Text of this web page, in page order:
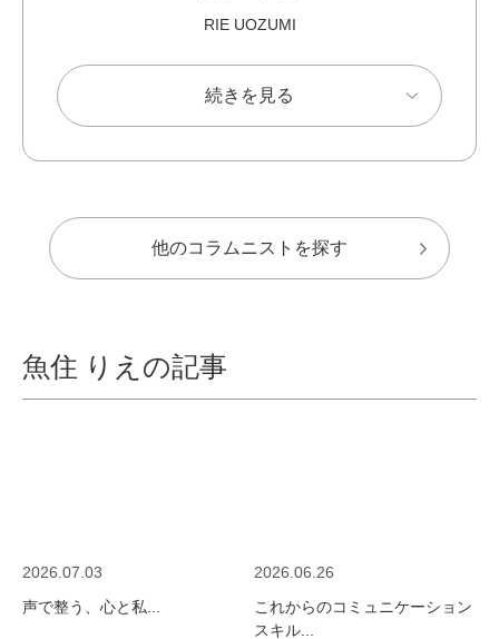
RIE UOZUMI
続きを見る
他のコラムニストを探す
魚住 りえの記事
2026.07.03
声で整う、心と私...
2026.06.26
これからのコミュニケーション
スキル...